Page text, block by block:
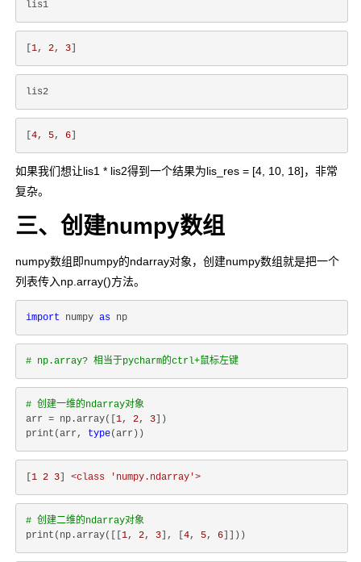
1, 2, 3
4, 5, 6
如果我们想让lis1 * lis2得到一个结果为lis_res = [4, 10, 18]，非常
复杂。
三、创建numpy数组
numpy数组即numpy的ndarray对象，创建numpy数组就是把一个
列表传入np.array()方法。
import numpy as
# np.array? 相当于pycharm的ctrl+鼠标左键
# 创建一维的ndarray对象
arr = np.array([ 1, 2, 3 ])
print(arr, type
1 2 3 <class 'numpy.ndarray'>
# 创建二维的ndarray对象
print(np.array([[ 1, 2, 3 ], [ 4, 5, 6